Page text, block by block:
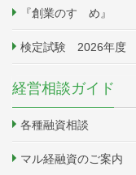
『創業のすゝめ』
検定試験 2026年度
経営相談ガイド
各種融資相談
マル経融資のご案内